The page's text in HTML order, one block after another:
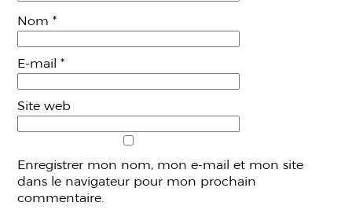
Nom*
E-mail*
Site web
Enregistrer mon nom, mon e-mail et mon site
dans le navigateur pour mon prochain
commentaire.